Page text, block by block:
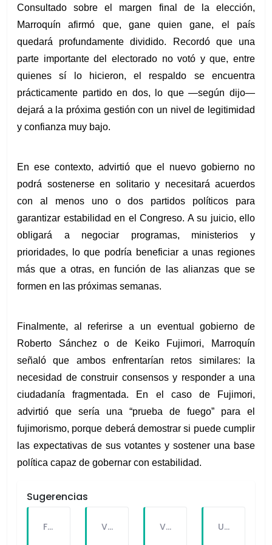
Consultado sobre el margen final de la elección,
Marroquín afirmó que, gane quien gane, el país
quedará profundamente dividido. Recordó que una
parte importante del electorado no votó y que, entre
quienes sí lo hicieron, el respaldo se encuentra
prácticamente partido en dos, lo que —según dijo—
dejará a la próxima gestión con un nivel de legitimidad
y confianza muy bajo.
En ese contexto, advirtió que el nuevo gobierno no
podrá sostenerse en solitario y necesitará acuerdos
con al menos uno o dos partidos políticos para
garantizar estabilidad en el Congreso. A su juicio, ello
obligará a negociar programas, ministerios y
prioridades, lo que podría beneficiar a unas regiones
más que a otras, en función de las alianzas que se
formen en las próximas semanas.
Finalmente, al referirse a un eventual gobierno de
Roberto Sánchez o de Keiko Fujimori, Marroquín
señaló que ambos enfrentarían retos similares: la
necesidad de construir consensos y responder a una
ciudadanía fragmentada. En el caso de Fujimori,
advirtió que sería una “prueba de fuego” para el
fujimorismo, porque deberá demostrar si puede cumplir
las expectativas de sus votantes y sostener una base
política capaz de gobernar con estabilidad.
Sugerencias
FALLECE FORTUNATO CHUQUITAYPE ANDRADE, “EL CHOLO”, REFERENTE DE LA SOLIDARIDAD Y LA CULTURA EN VILLA EL SALVADOR VILLA EL SALVADOR RECIBE A ANA CORREA PARA PRESENTAR LIBRO SOBRE MEMORIA, TEATRO Y RESISTENCIA DURANTE EL CONFLICTO ARMADO INTERNO. VILLA EL SALVADOR: EL ALCALDE GUIDO IÑIGO PERALTA PRIORIZÓ CONCIERTO DE SOMOS PERÚ Y NO ASISTIÓ AL DESFILE ESCOLAR CÍVICO CULTURAL 2026 UNIVERSIDAD SEÑOR DE SIPÁN PRESENTÓ ROBOT HUMANOIDE DE ÚLTIMA GENERACIÓN PARA FORTALECER LA INVESTIGACIÓN Y LA FORMACIÓN ACADÉMICA